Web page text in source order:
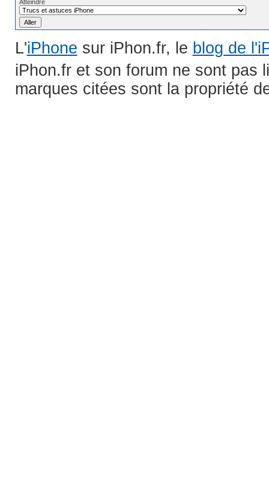
Atteindre
L'iPhone sur iPhon.fr, le blog de
iPhon.fr et son forum ne sont pas
marques citées sont la propriété